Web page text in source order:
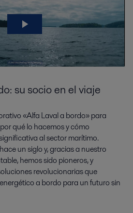
su socio en el viaje
«Alfa Laval a bordo» para
qué lo hacemos y cómo
al sector marítimo.
un siglo y, gracias a nuestro
hemos sido pioneros, y
revolucionarias que
a bordo para un futuro sin